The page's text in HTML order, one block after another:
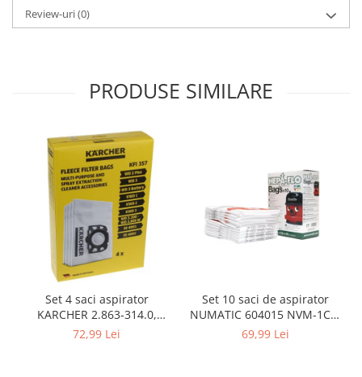
Birotica & Papetarie
Accesorii aparate de ras electrice
Accesorii aparate hair styling
personala
Aparate cosmetice
Articole Sanatate si Wellness
Consumabile sanitare
Cosmetice si produse ingrijire
personala
Igiena dentara
Jucarii, Copii & Bebe
Camera copilului
Hrana bebelusi
Review-uri(0)
PRODUSE SIMILARE
Set 4 saci aspirator
KARCHER 2.863-314.0,
compatibil cu WD, KWD, SE
72,99 Lei
Set 10 saci de aspirator
NUMATIC 604015 NVM-1CH,
9L
69,99 Lei